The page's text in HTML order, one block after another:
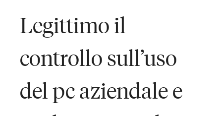
Legittimo il
controllo sull’uso
del pc aziendale e